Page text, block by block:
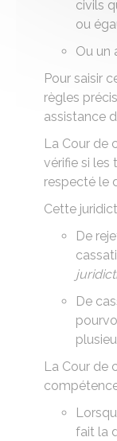
civils
ou
Ou un
Pour saisir
règles
assistance
La Cour de
vérifie si les
respecté le
Cette
De
De
La Cour de
fait la